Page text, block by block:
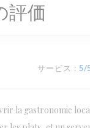
評価
サービス : 5/
la gastronomie